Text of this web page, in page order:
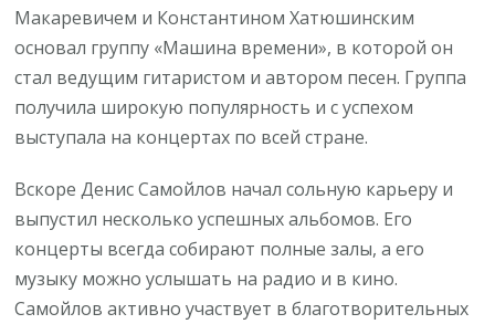
Макаревичем и Константином Хатюшинским
основал группу «Машина времени», в которой он
стал ведущим гитаристом и автором песен. Группа
получила широкую популярность и с успехом
выступала на концертах по всей стране.
Вскоре Денис Самойлов начал сольную карьеру и
выпустил несколько успешных альбомов. Его
концерты всегда собирают полные залы, а его
музыку можно услышать на радио и в кино.
Самойлов активно участвует в благотворительных